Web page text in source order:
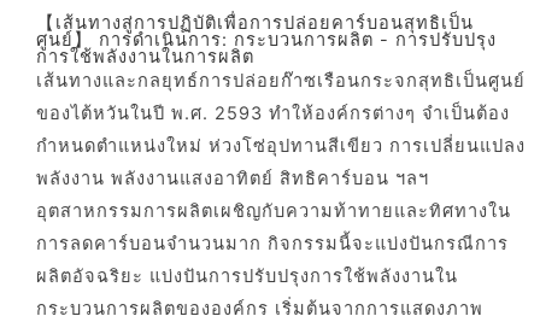
【เส้นทางสู่การปฏิบัติเพื่อการปล่อยคาร์บอนสุทธิเป็น
ศูนย์】 การดำเนินการ: กระบวนการผลิต - การปรับปรุง
การใช้พลังงานในการผลิต
เส้นทางและกลยุทธ์การปล่อยก๊าซเรือนกระจกสุทธิเป็นศูนย์
ของไต้หวันในปี พ.ศ. 2593 ทำให้องค์กรต่างๆ จำเป็นต้อง
กำหนดตำแหน่งใหม่ ห่วงโซ่อุปทานสีเขียว การเปลี่ยนแปลง
พลังงาน พลังงานแสงอาทิตย์ สิทธิคาร์บอน ฯลฯ
อุตสาหกรรมการผลิตเผชิญกับความท้าทายและทิศทางใน
การลดคาร์บอนจำนวนมาก กิจกรรมนี้จะแบ่งปันกรณีการ
ผลิตอัจฉริยะ แบ่งปันการปรับปรุงการใช้พลังงานใน
กระบวนการผลิตขององค์กร เริ่มต้นจากการแสดงภาพ